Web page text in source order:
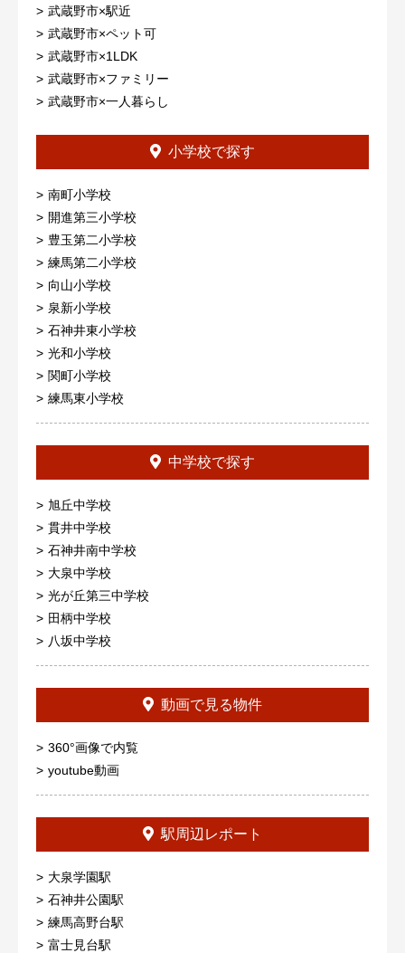
武蔵野市×駅近
武蔵野市×ペット可
武蔵野市×1LDK
武蔵野市×ファミリー
武蔵野市×一人暮らし
小学校で探す
南町小学校
開進第三小学校
豊玉第二小学校
練馬第二小学校
向山小学校
泉新小学校
石神井東小学校
光和小学校
関町小学校
練馬東小学校
中学校で探す
旭丘中学校
貫井中学校
石神井南中学校
大泉中学校
光が丘第三中学校
田柄中学校
八坂中学校
動画で見る物件
360°画像で内覧
youtube動画
駅周辺レポート
大泉学園駅
石神井公園駅
練馬高野台駅
富士見台駅